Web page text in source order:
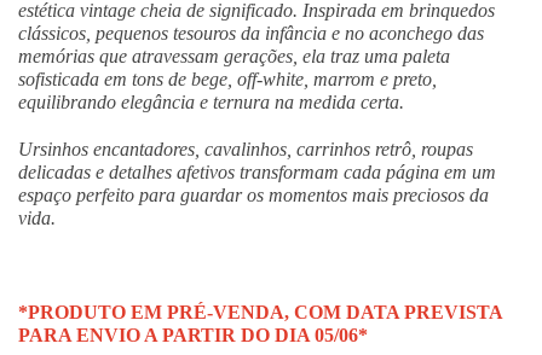
estética vintage cheia de significado. Inspirada em brinquedos
clássicos, pequenos tesouros da infância e no aconchego das
memórias que atravessam gerações, ela traz uma paleta
sofisticada em tons de bege, off-white, marrom e preto,
equilibrando elegância e ternura na medida certa.
Ursinhos encantadores, cavalinhos, carrinhos retrô, roupas
delicadas e detalhes afetivos transformam cada página em um
espaço perfeito para guardar os momentos mais preciosos da
vida.
*PRODUTO EM PRÉ-VENDA, COM DATA PREVISTA
PARA ENVIO A PARTIR DO DIA 05/06*